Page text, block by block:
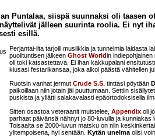
Puntalaa, siispä suunnaksi oli taasen
jälleen suurinta roolia. Ei nyt
esillä.
Perjantai-ilta tarjoili musiikkia ja tunnelmia laidasta
puolituntisen jälkeen Ghost Worldin indiepohjainen
oli toki katsastettava. Ei ihan kakkupalani
kiusasi festarikansaa, joka alkoi päästä vähitellen
Ruotsin vanhat jermut Crude S.S. tinttasi pöytään
paikoillaan niin jotain jäi puuttumaan. Settiin
puskista ja yllätti salakavalasti epäortodoksisella
Sitten osastoa veteraanit muistelee, Appendix oli
parhaat päivänsä nähnyt jo 80-luvulla ja kunniakas
Toisaalta se 2000-luvun matsku on niin
ylitempoisena, hyi sentään. Kytän unelmaolisi